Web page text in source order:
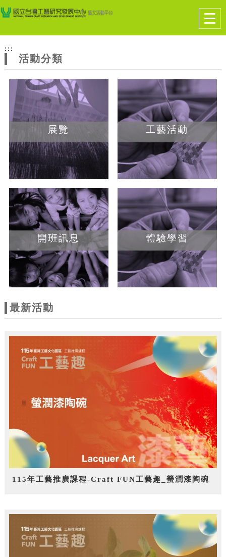
網
站
主
題
跳到主要內容
網站導覽
:::
活動分類
展覽 工藝活動
開班訊息 體驗學習
最新活動
115年工藝推廣課程-Craft FUN工藝趣_螢潤漆陶碗